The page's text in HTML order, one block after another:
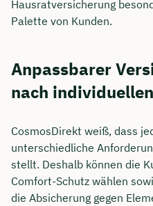
Hausratversicherung
Palette von Kunden.
Anpassbarer
nach
CosmosDirekt weiß, dass
unterschiedliche
stellt. Deshalb können die
Comfort-Schutz wählen
die Absicherung gegen